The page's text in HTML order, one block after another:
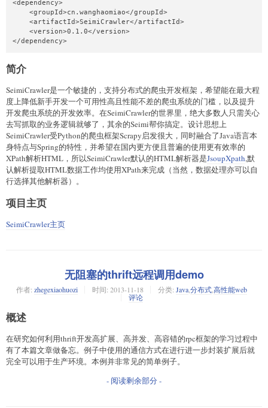
<dependency>
    <groupId>cn.wanghaomiao</groupId>
    <artifactId>SeimiCrawler</artifactId>
    <version>0.1.0</version>
</dependency>
简介
SeimiCrawler是一个敏捷的，支持分布式的爬虫开发框架，希望能在最大程
度上降低新手开发一个可用性高且性能不差的爬虫系统的门槛，以及提升
开发爬虫系统的开发效率。在SeimiCrawler的世界里，绝大多数人只需关心
去写抓取的业务逻辑就够了，其余的Seimi帮你搞定。设计思想上
SeimiCrawler受Python的爬虫框架Scrapy启发很大，同时融合了Java语言本
身特点与Spring的特性，并希望在国内更方便且普遍的使用更有效率的
XPath解析HTML，所以SeimiCrawler默认的HTML解析器是JsoupXpath,默
认解析提取HTML数据工作均使用XPath来完成（当然，数据处理亦可以自
行选择其他解析器）。
项目主页
SeimiCrawler主页
无阻塞的thrift远程调用demo
作者: zhegexiaohuozi 时间: 2013-11-18 分类: Java分布式高性能web
评论
概述
在研究如何利用thrift开发高扩展、高并发、高容错的rpc框架的学习过程中
有了本篇文章做备忘。例子中使用的通信方式在进行进一步封装扩展后就
完全可以用于生产环境。本例并非常见的简单例子。
- 阅读剩余部分 -